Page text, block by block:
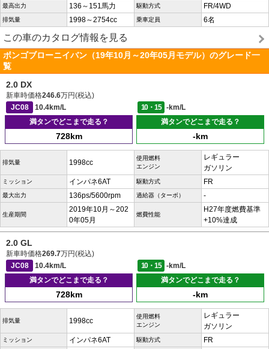
最高出力 136～151馬力 駆動方式 FR/4WD
排気量 1998～2754cc 乗車定員 6名
この車のカタログ情報を見る
ボンゴブローニイバン（19年10月～20年05月モデル）のグレード一
覧
2.0 DX
新車時価格246.6万円(税込)
JC08
10.4km/L 10・15
-km/L
満タンでどこまで走る？
728km
満タンでどこまで走る？
-km
排気量 1998cc
使用燃料
エンジン
レギュラー
ガソリン
ミッション インパネ6AT 駆動方式 FR
最大出力 136ps/5600rpm 過給器（ターボ） -
生産期間
2019年10月～202
0年05月
燃費性能
H27年度燃費基準
+10%達成
2.0 GL
新車時価格269.7万円(税込)
JC08
10.4km/L 10・15
-km/L
満タンでどこまで走る？
728km
満タンでどこまで走る？
-km
排気量 1998cc
使用燃料
エンジン
レギュラー
ガソリン
ミッション インパネ6AT 駆動方式 FR